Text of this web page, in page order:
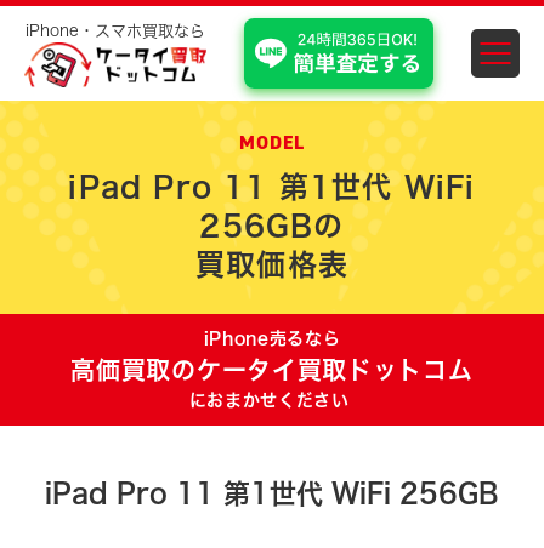
iPhone・スマホ買取なら
スマホ・iPhone買取 埼玉・
MODEL
iPad Pro 11 第1世代 WiFi
256GBの
買取価格表
iPhone売るなら
高価買取のケータイ買取ドットコム
におまかせください
iPad Pro 11 第1世代 WiFi 256GB